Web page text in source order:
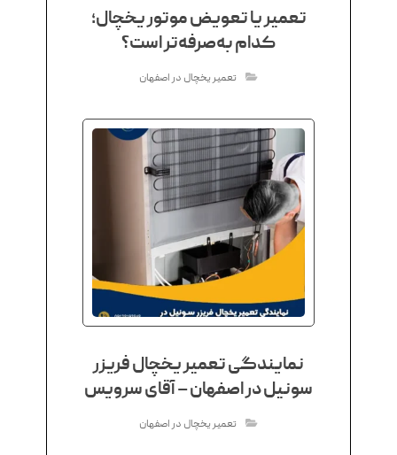
تعمیر یا تعویض موتور یخچال؛
کدام به‌صرفه‌تر است؟
تعمیر یخچال در اصفهان
نمایندگی تعمیر یخچال فریزر
سونیل در اصفهان – آقای سرویس
تعمیر یخچال در اصفهان